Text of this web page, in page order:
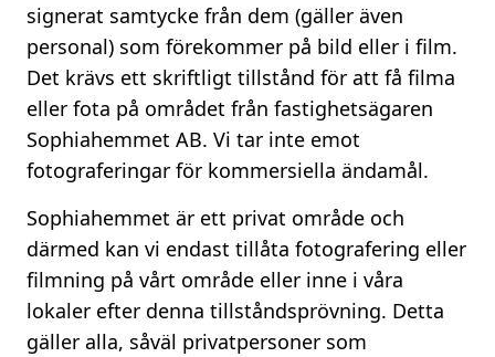
signerat samtycke från dem (gäller även
personal) som förekommer på bild eller i film.
Det krävs ett skriftligt tillstånd för att få filma
eller fota på området från fastighetsägaren
Sophiahemmet AB. Vi tar inte emot
fotograferingar för kommersiella ändamål.
Sophiahemmet är ett privat område och
därmed kan vi endast tillåta fotografering eller
filmning på vårt område eller inne i våra
lokaler efter denna tillståndsprövning. Detta
gäller alla, såväl privatpersoner som